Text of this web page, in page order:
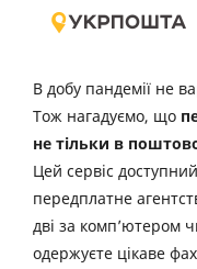
В добу пандемії не
Тож нагадуємо, що
не тільки в
Цей сервіс
передплатне
дві за комп’ютером
одержуєте цікаве